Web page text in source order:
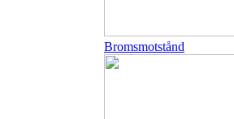
Bromsmotstånd